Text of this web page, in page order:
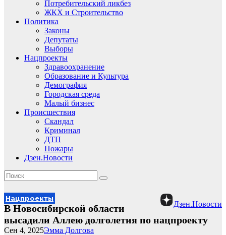
Потребительский ликбез
ЖКХ и Строительство
Политика
Законы
Депутаты
Выборы
Нацпроекты
Здравоохранение
Образование и Культура
Демография
Городская среда
Малый бизнес
Происшествия
Скандал
Криминал
ДТП
Пожары
Дзен.Новости
Дзен.Новости
Нацпроекты
В Новосибирской области
высадили Аллею долголетия по нацпроекту
Эмма Долгова
Сен 4, 2025